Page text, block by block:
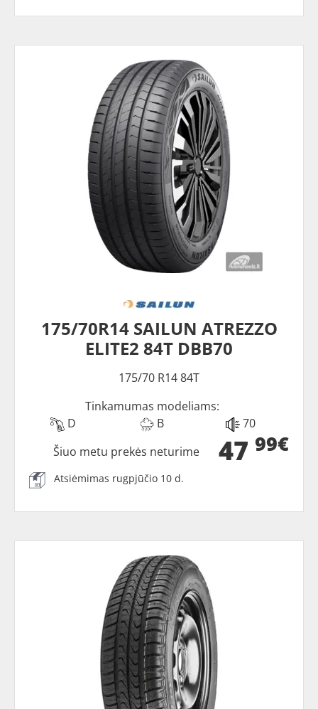
175/70R14 SAILUN ATREZZO
ELITE2 84T DBB70
175/70 R14 84T
Tinkamumas modeliams:
D
B 70
47 99€
Šiuo metu prekės neturime
Atsiėmimas rugpjūčio 10 d.